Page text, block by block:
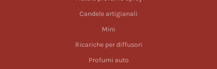
Candele artigianali
Mini
Ricariche per diffusori
Profumi auto